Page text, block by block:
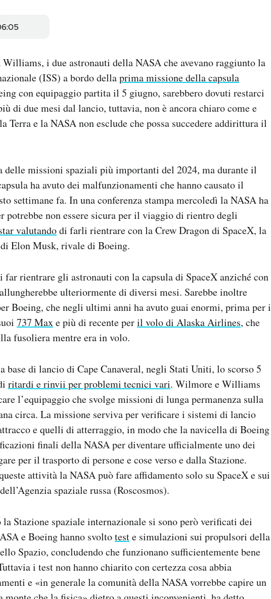
i due astronauti della NASA che avevano raggiunto la
(ISS) a bordo dellaprima missione della capsula
con equipaggio partita il 5 giugno, sarebbero dovuti restarci
di due mesi dal lancio, tuttavia, non è ancora chiaro come e
Terra e la NASA non esclude che possa succedere addirittura il
delle missioni spaziali più importanti del 2024, ma durante il
ha avuto dei malfunzionamenti che hanno causato il
settimane fa. In una conferenza stampa mercoledì la NASA ha
potrebbe non essere sicura per il viaggio di rientro degli
valutandodi farli rientrare con la Crew Dragon di SpaceX, la
Elon Musk, rivale di Boeing.
far rientrare gli astronauti con la capsula di SpaceX anziché con
ulteriormente di diversi mesi. Sarebbe inoltre
Boeing, che negli ultimi anni ha avuto guai enormi, prima per i
737 Maxe più di recente peril volo di Alaska Airlines, che
fusoliera mentre era in volo.
base di lancio di Cape Canaveral, negli Stati Uniti, lo scorso 5
ritardi e rinvii per problemi tecnici vari. Wilmore e Williams
l’equipaggio che svolge missioni di lunga permanenza sulla
circa. La missione serviva per verificare i sistemi di lancio
e quelli di atterraggio, in modo che la navicella di Boeing
finali della NASA per diventare ufficialmente uno dei
per il trasporto di persone e cose verso e dalla Stazione.
attività la NASA può fare affidamento solo su SpaceX e sui
spaziale russa (Roscosmos).
Stazione spaziale internazionale si sono però verificati dei
e Boeing hanno svoltoteste simulazioni sui propulsori della
Spazio, concludendo che funzionano sufficientemente bene
i test non hanno chiarito con certezza cosa abbia
e «in generale la comunità della NASA vorrebbe capire un